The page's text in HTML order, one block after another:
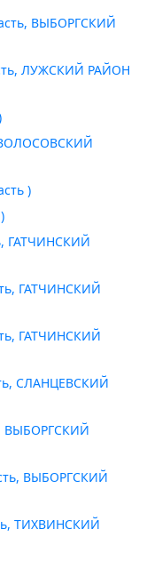
ВЫБОРГСКИЙ
ЛУЖСКИЙ РАЙОН
ВОЛОСОВСКИЙ
)
ГАТЧИНСКИЙ
ГАТЧИНСКИЙ
ГАТЧИНСКИЙ
СЛАНЦЕВСКИЙ
ВЫБОРГСКИЙ
ВЫБОРГСКИЙ
ТИХВИНСКИЙ